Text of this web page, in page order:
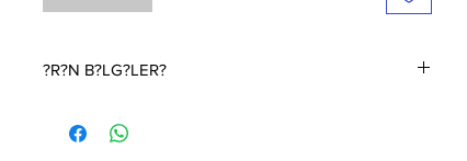
?R?N B?LG?LER?
(1 kutu 100 adettir)Davetiye fiyat?na bask? ?creti dahil de?